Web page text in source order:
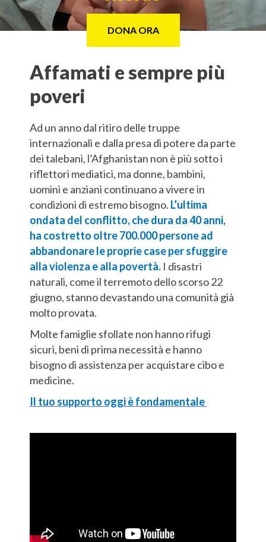
DONA ORA
Affamati e sempre più
poveri
Ad un anno dal ritiro delle truppe
internazionali e dalla presa di potere da parte
dei talebani, l’Afghanistan non è più sotto i
riflettori mediatici, ma donne, bambini,
uomini e anziani continuano a vivere in
condizioni di estremo bisogno. L’ultima
ondata del conflitto, che dura da 40 anni,
ha costretto oltre 700.000 persone ad
abbandonare le proprie case per sfuggire
alla violenza e alla povertà. I disastri
naturali, come il terremoto dello scorso 22
giugno, stanno devastando una comunità già
molto provata.
Molte famiglie sfollate non hanno rifugi
sicuri, beni di prima necessità e hanno
bisogno di assistenza per acquistare cibo e
medicine.
Il tuo supporto oggi è fondamentale